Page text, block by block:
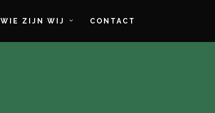
WIE ZIJN WIJ CONTACT